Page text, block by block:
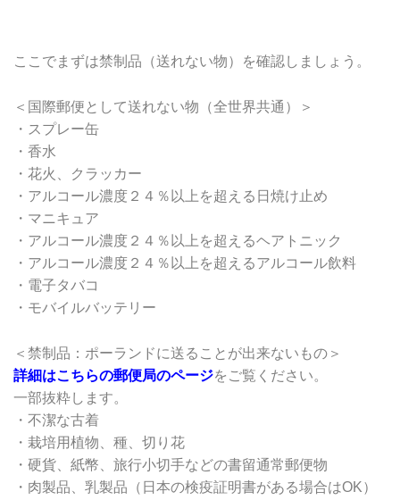
ここでまずは禁制品（送れない物）を確認しましょう。
＜国際郵便として送れない物（全世界共通）＞
・スプレー缶
・香水
・花火、クラッカー
・アルコール濃度２４％以上を超える日焼け止め
・マニキュア
・アルコール濃度２４％以上を超えるヘアトニック
・アルコール濃度２４％以上を超えるアルコール飲料
・電子タバコ
・モバイルバッテリー
＜禁制品：ポーランドに送ることが出来ないもの＞
詳細はこちらの郵便局のページをご覧ください。
一部抜粋します。
・不潔な古着
・栽培用植物、種、切り花
・硬貨、紙幣、旅行小切手などの書留通常郵便物
・肉製品、乳製品（日本の検疫証明書がある場合はOK）